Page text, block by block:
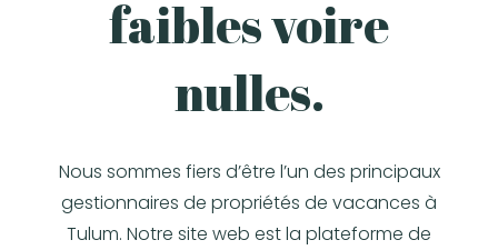
faibles voire
nulles.
Nous sommes fiers d’être l’un des principaux
gestionnaires de propriétés de vacances à
Tulum. Notre site web est la plateforme de